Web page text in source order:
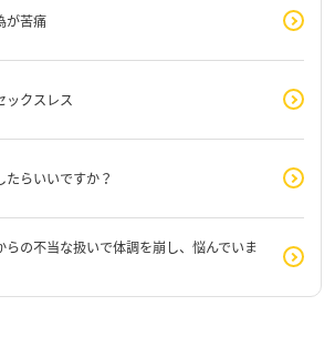
が苦痛
ックスレス
たらいいですか？
らの不当な扱いで体調を崩し、悩んでいま